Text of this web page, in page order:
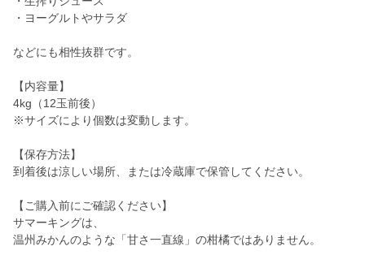
・ヨーグルトやサラダ
などにも相性抜群です。
【内容量】
4kg（12玉前後）
※サイズにより個数は変動します。
【保存方法】
到着後は涼しい場所、または冷蔵庫で保管してください。
【ご購入前にご確認ください】
サマーキングは、
温州みかんのような「甘さ一直線」の柑橘ではありません。